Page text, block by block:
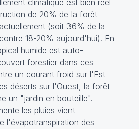
climatique est bien réel
de 20% de la forêt
(soit 36% de la
18-20% aujourd'hui). En
humide est auto-
forestier dans ces
un courant froid sur l'Est
déserts sur l'Ouest, la forêt
un "jardin en bouteille".
les pluies vient
l'évapotranspiration des